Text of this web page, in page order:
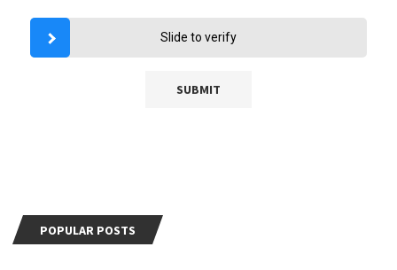
Slide to verify
POPULAR POSTS